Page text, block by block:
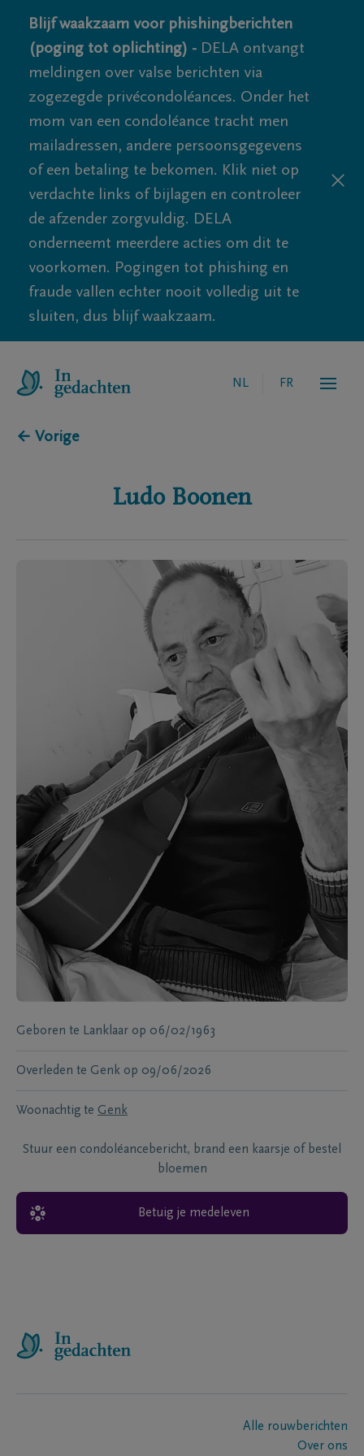
Blijf waakzaam voor phishingberichten
(poging tot oplichting) - DELA ontvangt
meldingen over valse berichten via
zogezegde privécondoléances. Onder het
mom van een condoléance tracht men
mailadressen, andere persoonsgegevens
of een betaling te bekomen. Klik niet op
verdachte links of bijlagen en controleer
de afzender zorgvuldig. DELA
onderneemt meerdere acties om dit te
voorkomen. Pogingen tot phishing en
fraude vallen echter nooit volledig uit te
sluiten, dus blijf waakzaam.
NL FR
← Vorige
Ludo Boonen
Geboren te Lanklaar op 06/02/1963
Overleden te Genk op 09/06/2026
Woonachtig te Genk
Stuur een condoléancebericht, brand een kaarsje of bestel
bloemen
Betuig je medeleven
Alle rouwberichten
Over ons